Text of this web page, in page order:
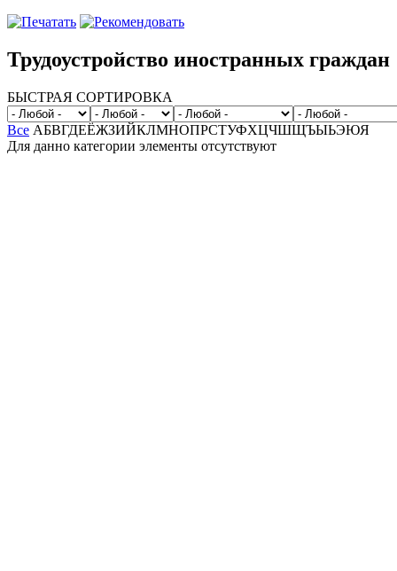
Трудоустройство иностранных граждан
БЫСТРАЯ СОРТИРОВКА
Все АБВГДЕЁЖЗИЙКЛМНОПРСТУФХЦЧШЩЪЫЬЭЮЯ
Для данно категории элементы отсутствуют